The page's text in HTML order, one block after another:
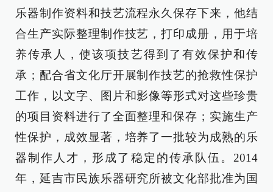
乐器制作资料和技艺流程永久保存下来，他结
合生产实际整理制作技艺，打印成册，用于培
养传承人，使该项技艺得到了有效保护和传
承；配合省文化厅开展制作技艺的抢救性保护
工作，以文字、图片和影像等形式对这些珍贵
的项目资料进行了全面整理和保存；实施生产
性保护，成效显著，培养了一批较为成熟的乐
器制作人才，形成了稳定的传承队伍。2014
年，延吉市民族乐器研究所被文化部批准为国